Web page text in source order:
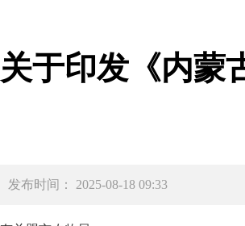
关于印发《内蒙
发布时间： 2025-08-18 09:33